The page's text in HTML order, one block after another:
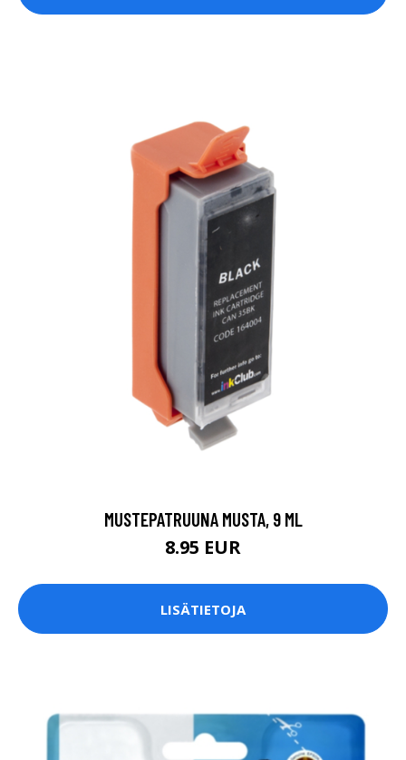
MUSTEPATRUUNA MUSTA, 9 ML
8.95 EUR
LISÄTIETOJA